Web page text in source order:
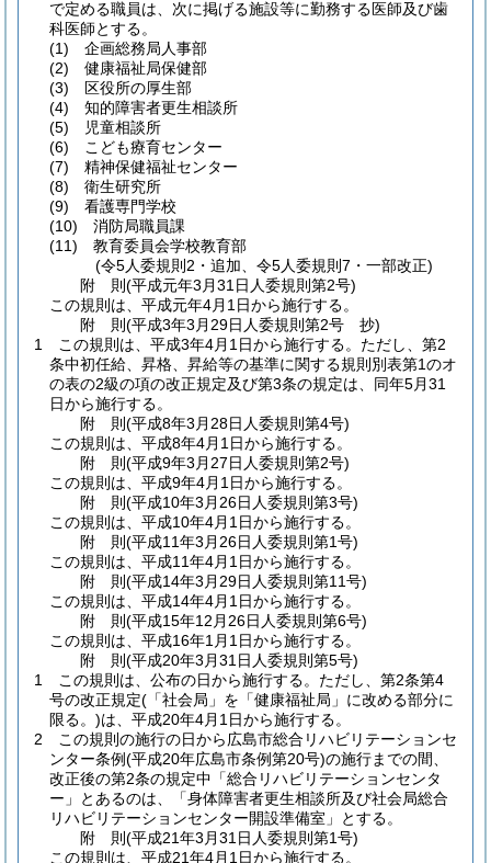
で定める職員は、次に掲げる施設等に勤務する医師及び歯
科医師とする。
(1)
企画総務局人事部
(2)
健康福祉局保健部
(3)
区役所の厚生部
(4)
知的障害者更生相談所
(5)
児童相談所
(6)
こども療育センター
(7)
精神保健福祉センター
(8)
衛生研究所
(9)
看護専門学校
(10)
消防局職員課
(11)
教育委員会学校教育部
(令5人委規則2・追加、令5人委規則7・一部改正)
附 則(平成元年3月31日 人委規則第2号)
この規則は、平成元年4月1日から施行する。
附 則(平成3年3月29日 人委規則第2号 抄)
1
この規則は、平成3年4月1日から施行する。 ただし、第2
条中初任給、昇格、昇給等の基準に関する規則別表第1のオ
の表の2級の項の改正規定及び第3条の規定は、同年5月31
日から施行する。
附 則(平成8年3月28日 人委規則第4号)
この規則は、平成8年4月1日から施行する。
附 則(平成9年3月27日 人委規則第2号)
この規則は、平成9年4月1日から施行する。
附 則(平成10年3月26日 人委規則第3号)
この規則は、平成10年4月1日から施行する。
附 則(平成11年3月26日 人委規則第1号)
この規則は、平成11年4月1日から施行する。
附 則(平成14年3月29日 人委規則第11号)
この規則は、平成14年4月1日から施行する。
附 則(平成15年12月26日 人委規則第6号)
この規則は、平成16年1月1日から施行する。
附 則(平成20年3月31日 人委規則第5号)
1
この規則は、公布の日から施行する。 ただし、第2条第4
号の改正規定(「社会局」を「健康福祉局」に改める部分に
限る。)は、平成20年4月1日から施行する。
2
この規則の施行の日から広島市総合リハビリテーションセ
ンター条例(平成20年広島市条例第20号)の施行までの間、
改正後の第2条の規定中「総合リハビリテーションセンタ
ー」とあるのは、「身体障害者更生相談所及び社会局総合
リハビリテーションセンター開設準備室」とする。
附 則(平成21年3月31日 人委規則第1号)
この規則は、平成21年4月1日から施行する。